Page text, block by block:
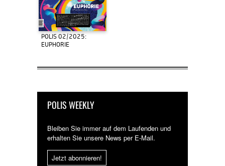
POLIS 02/2025:
EUPHORIE
POLIS WEEKLY
Bleiben Sie immer auf dem Laufenden und
erhalten Sie unsere News per E-Mail.
Jetzt abonnieren!